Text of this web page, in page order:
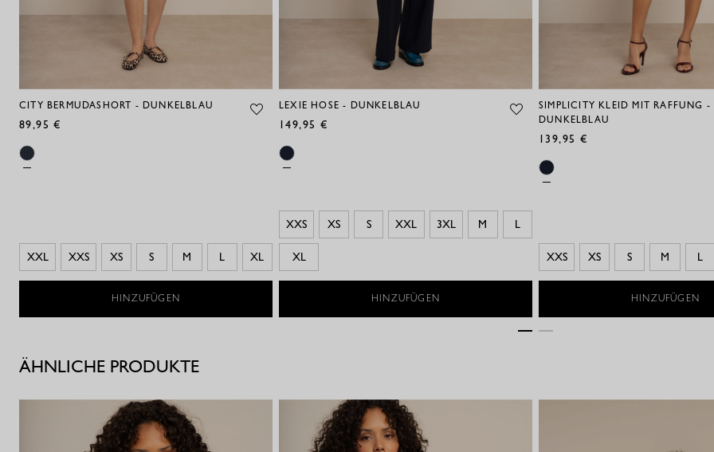
CITY BERMUDASHORT - DUNKELBLAU
89,95 €
XXL XXS XS S M L XL
HINZUFÜGEN
LEXIE HOSE - DUNKELBLAU
149,95 €
XXS XS S XXL 3XL M L
XL
HINZUFÜGEN
SIMPLICITY KLEID MIT RAFFUNG -
DUNKELBLAU
139,95 €
XXS XS S M L
HINZUFÜGEN
ÄHNLICHE PRODUKTE